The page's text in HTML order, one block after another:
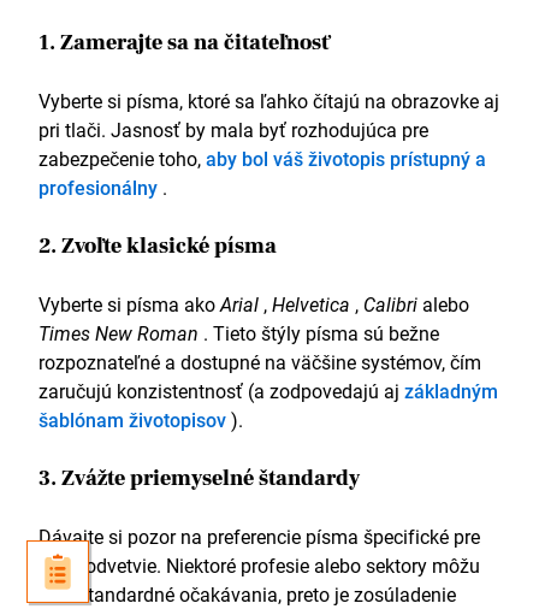
1. Zamerajte sa na čitateľnosť
Vyberte si písma, ktoré sa ľahko čítajú na obrazovke aj
pri tlači. Jasnosť by mala byť rozhodujúca pre
zabezpečenie toho,aby bol váš životopis prístupný a
profesionálny .
2. Zvoľte klasické písma
Vyberte si písma akoArial ,Helvetica , Calibri alebo
Times New Roman . Tieto štýly písma sú bežne
rozpoznateľné a dostupné na väčšine systémov, čím
zaručujú konzistentnosť (a zodpovedajú aj základným
šablónam životopisov).
3. Zvážte priemyselné štandardy
Dávajte si pozor na preferencie písma špecifické pre
dané odvetvie. Niektoré profesie alebo sektory môžu
mať štandardné očakávania, preto je zosúladenie